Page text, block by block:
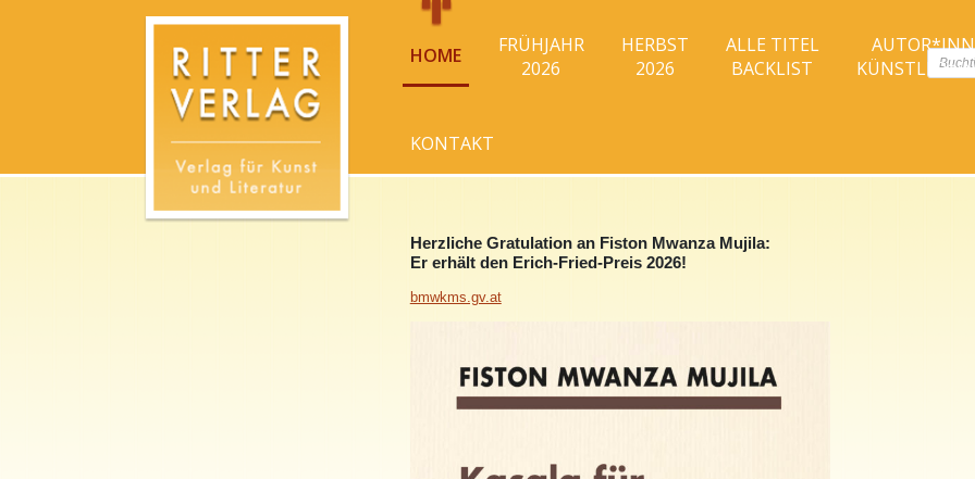
search
HOME
FRÜHJAHR
2026
HERBST
2026
ALLE TITEL
BACKLIST
KONTAKT
Herzliche Gratulation an Fiston Mwanza Mujila:
Er erhält den Erich-Fried-Preis 2026!
bmwkms.gv.at